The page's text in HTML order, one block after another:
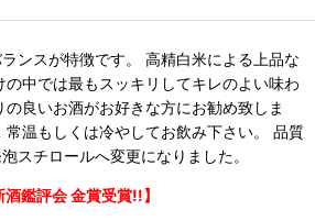
ンスが特徴です。 高精白米による上品な
中では最もスッキリしてキレのよい味わ
良いお酒がお好きな方にお勧め致しま
温もしくは冷やしてお飲み下さい。 品質
スチロールへ変更になりました。
鑑評会 金賞受賞!!】